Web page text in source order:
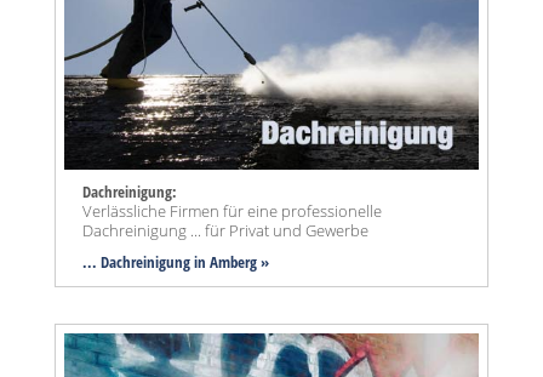
Dachreinigung:
Verlässliche Firmen für eine professionelle
Dachreinigung ... für Privat und Gewerbe
... Dachreinigung in Amberg »